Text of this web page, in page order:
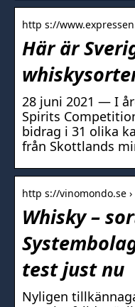
http s://
Här är
28 juni 2021 — I
Spirits
bidrag i 31 olika
från Skottlands
http s://vinomondo.se ›
Whisky –
test just nu
Nyligen